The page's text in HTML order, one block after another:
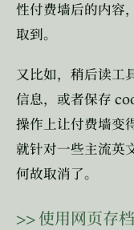
性付费墙后的内容
取到。
又比如，稍后读工
信息，或者保存
操作上让付费墙变
就针对一些主流英
何故取消了。
>> 使用网页存档